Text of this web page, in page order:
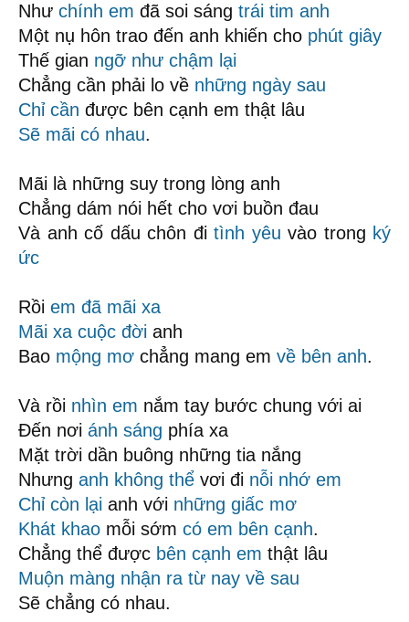
Như chính em đã soi sáng trái tim anh
Một nụ hôn trao đến anh khiến cho phút giây
Thế gian ngỡ như chậm lại
Chẳng cần phải lo về những ngày sau
Chỉ cần được bên cạnh em thật lâu
Sẽ mãi có nhau.
Mãi là những suy trong lòng anh
Chẳng dám nói hết cho vơi buồn đau
Và anh cố dấu chôn đi tình yêu vào trong ký
ức
Rồi em đã mãi xa
Mãi xa cuộc đời anh
Bao mộng mơ chẳng mang em về bên anh.
Và rồi nhìn em nắm tay bước chung với ai
Đến nơi ánh sáng phía xa
Mặt trời dần buông những tia nắng
Nhưng anh không thể vơi đi nỗi nhớ em
Chỉ còn lại anh với những giấc mơ
Khát khao mỗi sớm có em bên cạnh.
Chẳng thể được bên cạnh em thật lâu
Muộn màng nhận ra từ nay về sau
Sẽ chẳng có nhau.